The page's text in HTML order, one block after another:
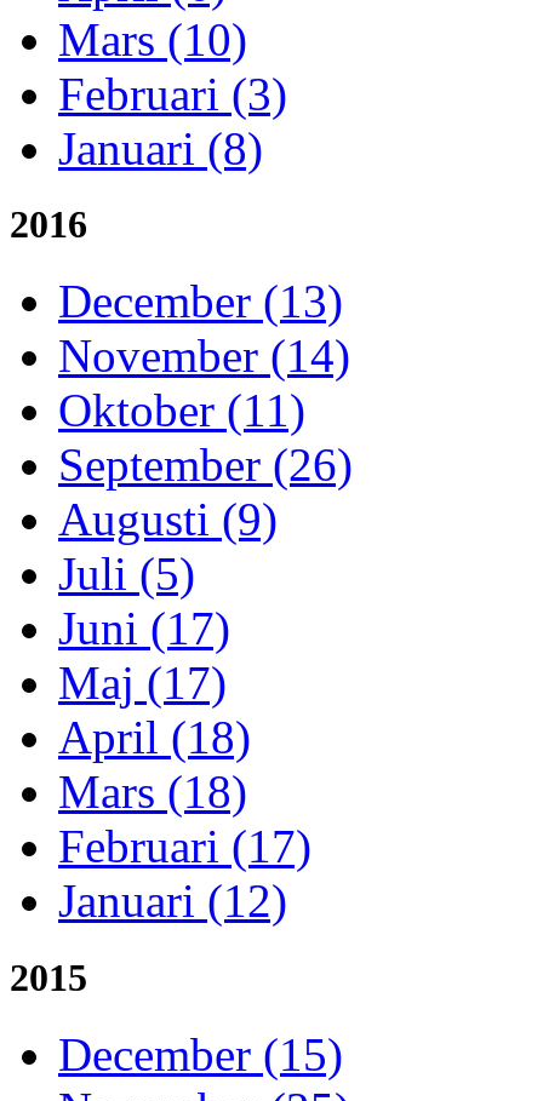
Mars (10)
Februari (3)
Januari (8)
2016
December (13)
November (14)
Oktober (11)
September (26)
Augusti (9)
Juli (5)
Juni (17)
Maj (17)
April (18)
Mars (18)
Februari (17)
Januari (12)
2015
December (15)